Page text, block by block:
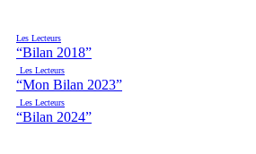
Les Lecteurs
“Bilan 2018”
Les Lecteurs
“Mon Bilan 2023”
Les Lecteurs
“Bilan 2024”